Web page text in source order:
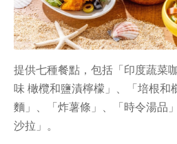
提供七種餐點，包括「印度蔬菜
味 橄欖和鹽漬檸檬」、「培根和
麵」、「炸薯條」、「時令湯品
沙拉」。